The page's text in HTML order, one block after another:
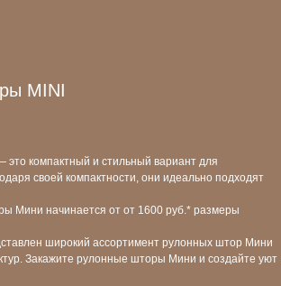
MINI
компактный и стильный вариант для
своей компактности, они идеально подходят
Мини начинается от от 1600 руб.* размеры
широкий ассортимент рулонных штор Мини
Закажите рулонные шторы Мини и создайте уют